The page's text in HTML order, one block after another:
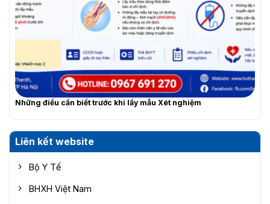
Những điều cần biết trước khi lấy mẫu Xét nghiệm
Liên kết website
Bộ Y Tế
BHXH Việt Nam